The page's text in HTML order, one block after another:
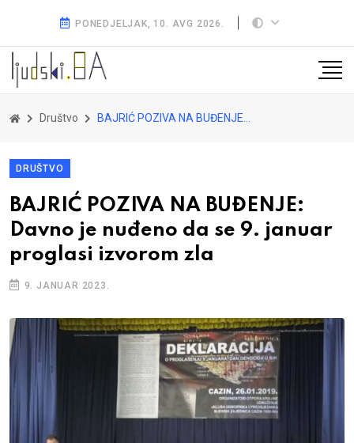
PONEDJELJAK, 10. AVG 2026.
Društvo BAJRIĆ POZIVA NA BUĐENJE: Davno je nuđeno da se 9. januar proglasi izvorom zla
DRUŠTVO
BAJRIĆ POZIVA NA BUĐENJE:
Davno je nuđeno da se 9. januar
proglasi izvorom zla
9. JANUAR 2023.